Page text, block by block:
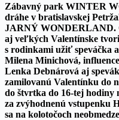
Zábavný park WINTER
dráhe v bratislavskej
JARNÝ WONDERLAND.
aj veľkých Valentínske
s rodinkami užiť speváčka
Milena Minichová,
Lenka Debnárová aj
zamilovanú Valentínku do
do štvrtka do 16-tej hodiny
za zvýhodnenú vstupenku
sa na kolotočoch